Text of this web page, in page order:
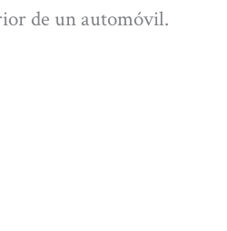
de un automóvil.